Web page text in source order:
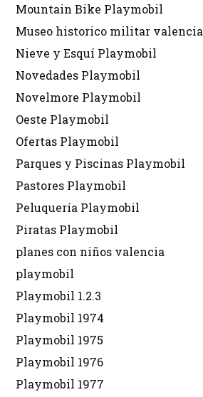
Mountain Bike Playmobil
Museo historico militar valencia
Nieve y Esquí Playmobil
Novedades Playmobil
Novelmore Playmobil
Oeste Playmobil
Ofertas Playmobil
Parques y Piscinas Playmobil
Pastores Playmobil
Peluquería Playmobil
Piratas Playmobil
planes con niños valencia
playmobil
Playmobil 1.2.3
Playmobil 1974
Playmobil 1975
Playmobil 1976
Playmobil 1977